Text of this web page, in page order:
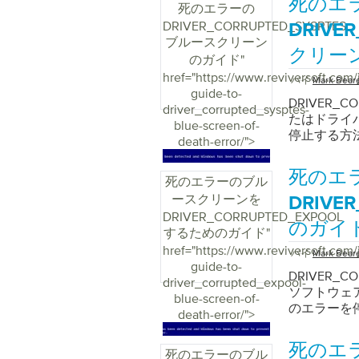
死のエラーの
DRIVER_CORRUPTED_SYSPTES
ブルースクリーン
のガイド"
href="https://
guide-to-
driver_corrupted_sysptes-
blue-screen-of-
death-error/">
死のエ
クリー
バイMark
たはドライ
停止する方
死のエラーのブル
ースクリーンを
DRIVER_CORRUPTED_EXPOOL
するためのガイド"
href="https://
guide-to-
driver_corrupted_expool-
blue-screen-of-
death-error/">
死のエ
のガイ
バイMark
ソフトウェ
のエラーを
死のエラーのブル 死のエ